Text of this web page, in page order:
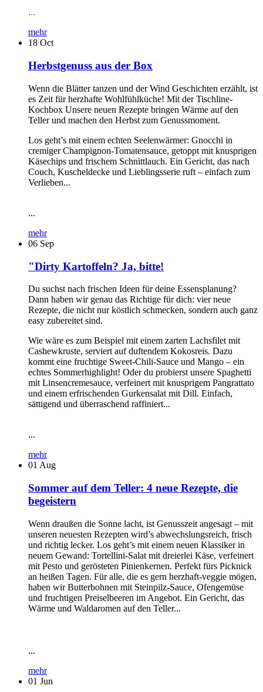
...
mehr
18 Oct
Herbstgenuss aus der Box
Wenn die Blätter tanzen und der Wind Geschichten erzählt, ist
es Zeit für herzhafte Wohlfühlküche! Mit der Tischline-
Kochbox Unsere neuen Rezepte bringen Wärme auf den
Teller und machen den Herbst zum Genussmoment.
Los geht’s mit einem echten Seelenwärmer: Gnocchi in
cremiger Champignon-Tomatensauce, getoppt mit knusprigen
Käsechips und frischem Schnittlauch. Ein Gericht, das nach
Couch, Kuscheldecke und Lieblingsserie ruft – einfach zum
Verlieben...
...
mehr
06 Sep
"Dirty Kartoffeln? Ja, bitte!
Du suchst nach frischen Ideen für deine Essensplanung?
Dann haben wir genau das Richtige für dich: vier neue
Rezepte, die nicht nur köstlich schmecken, sondern auch ganz
easy zubereitet sind.
Wie wäre es zum Beispiel mit einem zarten Lachsfilet mit
Cashewkruste, serviert auf duftendem Kokosreis. Dazu
kommt eine fruchtige Sweet-Chili-Sauce und Mango – ein
echtes Sommerhighlight! Oder du probierst unsere Spaghetti
mit Linsencremesauce, verfeinert mit knusprigem Pangrattato
und einem erfrischenden Gurkensalat mit Dill. Einfach,
sättigend und überraschend raffiniert...
...
mehr
01 Aug
Sommer auf dem Teller: 4 neue Rezepte, die
begeistern
Wenn draußen die Sonne lacht, ist Genusszeit angesagt – mit
unseren neuesten Rezepten wird’s abwechslungsreich, frisch
und richtig lecker. Los geht’s mit einem neuen Klassiker in
neuem Gewand: Tortellini-Salat mit dreierlei Käse, verfeinert
mit Pesto und gerösteten Pinienkernen. Perfekt fürs Picknick
an heißen Tagen. Für alle, die es gern herzhaft-veggie mögen,
haben wir Butterbohnen mit Steinpilz-Sauce, Ofengemüse
und fruchtigen Preiselbeeren im Angebot. Ein Gericht, das
Wärme und Waldaromen auf den Teller...
...
mehr
01 Jun